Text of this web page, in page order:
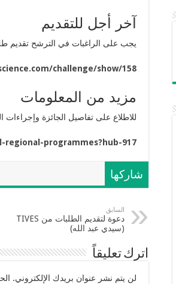
آخر أجل للتقديم
يجب على الراغبات في الترشح تقديم
challenge/show/158
مزيد من المعلومات
للاطلاع على تفاصيل الجائزة وإجراءات
programmes?hub-917
شاركها
السابق
دعوة لتقديم الطلبات من TIVES
(سيدي عبد الله)
اترك تعليقاً
لن يتم نشر عنوان بريدك الإلكتروني.